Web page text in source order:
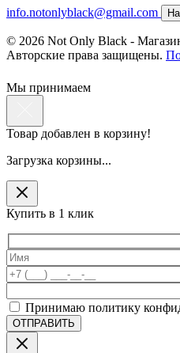
info.notonlyblack@gmail.com
© 2026 Not Only Black -
Авторские права защищены.
Мы принимаем
Товар добавлен в корзину!
Загрузка корзины...
Купить в 1 клик
Принимаю политику